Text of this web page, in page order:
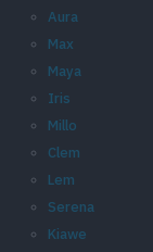
Aura
Max
Maya
Iris
Millo
Clem
Lem
Serena
Kiawe